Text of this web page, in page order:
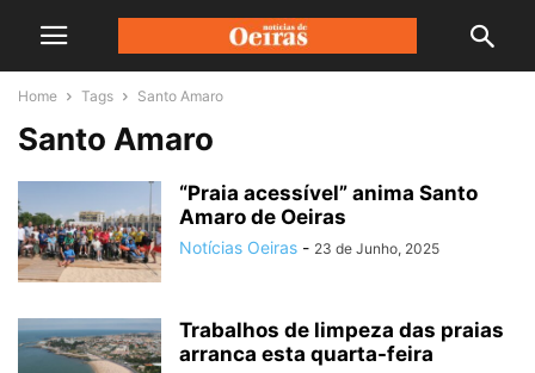
Home Tags Santo Amaro
Santo Amaro
“Praia acessível” anima Santo
Amaro de Oeiras
Notícias Oeiras - 23 de Junho, 2025
Trabalhos de limpeza das praias
arranca esta quarta-feira